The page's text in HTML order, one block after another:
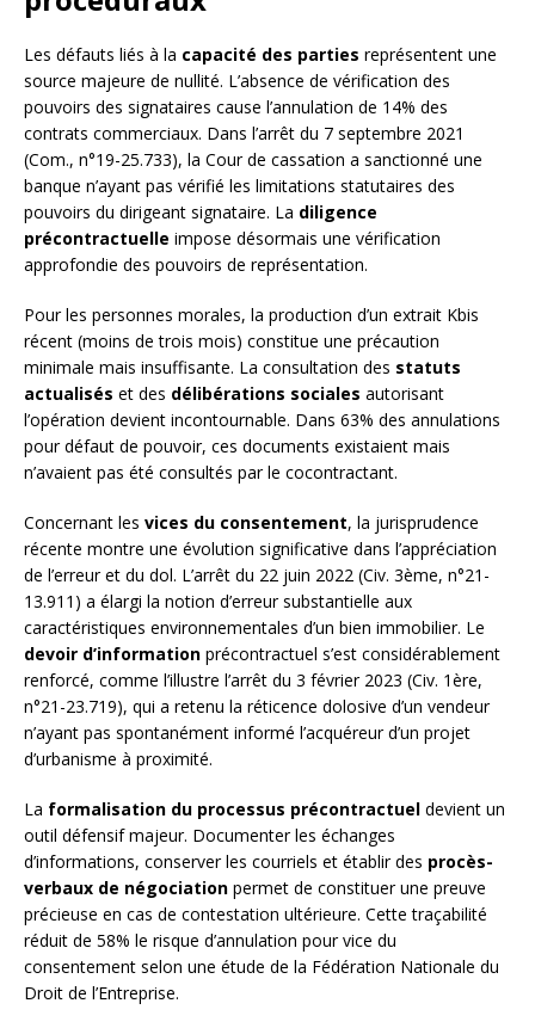
Les défauts liés à la capacité des parties représentent une
source majeure de nullité. L’absence de vérification des
pouvoirs des signataires cause l’annulation de 14% des
contrats commerciaux. Dans l’arrêt du 7 septembre 2021
(Com., n°19-25.733), la Cour de cassation a sanctionné une
banque n’ayant pas vérifié les limitations statutaires des
pouvoirs du dirigeant signataire. La diligence
précontractuelle impose désormais une vérification
approfondie des pouvoirs de représentation.
Pour les personnes morales, la production d’un extrait Kbis
récent (moins de trois mois) constitue une précaution
minimale mais insuffisante. La consultation des statuts
actualisés et des délibérations sociales autorisant
l’opération devient incontournable. Dans 63% des annulations
pour défaut de pouvoir, ces documents existaient mais
n’avaient pas été consultés par le cocontractant.
Concernant les vices du consentement, la jurisprudence
récente montre une évolution significative dans l’appréciation
de l’erreur et du dol. L’arrêt du 22 juin 2022 (Civ. 3ème, n°21-
13.911) a élargi la notion d’erreur substantielle aux
caractéristiques environnementales d’un bien immobilier. Le
devoir d’information précontractuel s’est considérablement
renforcé, comme l’illustre l’arrêt du 3 février 2023 (Civ. 1ère,
n°21-23.719), qui a retenu la réticence dolosive d’un vendeur
n’ayant pas spontanément informé l’acquéreur d’un projet
d’urbanisme à proximité.
La formalisation du processus précontractuel devient un
outil défensif majeur. Documenter les échanges
d’informations, conserver les courriels et établir des procès-
verbaux de négociation permet de constituer une preuve
précieuse en cas de contestation ultérieure. Cette traçabilité
réduit de 58% le risque d’annulation pour vice du
consentement selon une étude de la Fédération Nationale du
Droit de l’Entreprise.